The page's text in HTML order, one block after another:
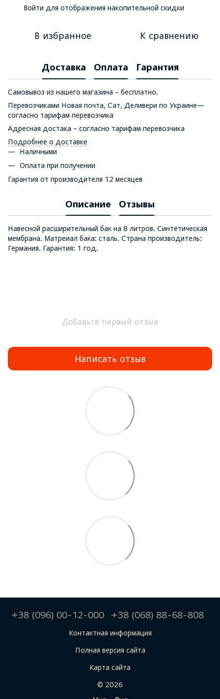
Войти для отображения накопительной скидки
В избранное К сравнению
Доставка Оплата Гарантия
Самовывоз из нашего магазина – бесплатно.
Перевозчиками Новая почта, Сат, Деливери по Украине—
согласно тарифам перевозчика
Адресная достака – согласно тарифам перевозчика
Подробнее о доставке
Наличными
Оплата при получении
Гарантия от производителя 12 месяцев
Описание Отзывы
Навесной расширительный бак на 8 литров. Синтетическая
мембрана. Матреиал бака: сталь. Страна производитель:
Германия. Гарантия: 1 год.
Добавьте первый отзыв
Написать отзыв
+38 (096) 00-12-000 +38 (068) 88-68-808
Контактная информация
Полная версия сайта
Карта сайта
© 2026